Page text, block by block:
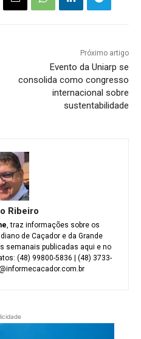
Próximo artigo
Evento da Uniarp se
consolida como congresso
internacional sobre
sustentabilidade
Ribeiro
, traz informações sobre os
de Caçador e da Grande
semanais publicadas aqui e no
(48) 99800-5836 | (48) 3733-